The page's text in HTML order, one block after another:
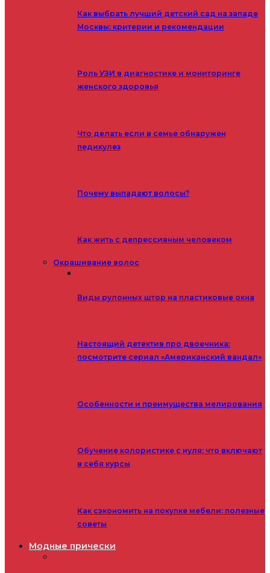
Как выбрать лучший детский сад на западе
Москвы: критерии и рекомендации
Роль УЗИ в диагностике и мониторинге
женского здоровья
Что делать если в семье обнаружен
педикулез
Почему выпадают волосы?
Как жить с депрессивным человеком
Окрашивание волос
Виды рулонных штор на пластиковые окна
Настоящий детектив про двоечника:
посмотрите сериал «Американский вандал»
Особенности и преимущества мелирования
Обучение колористике с нуля: что включают
в себя курсы
Как сэкономить на покупке мебели: полезные
советы
Модные прически